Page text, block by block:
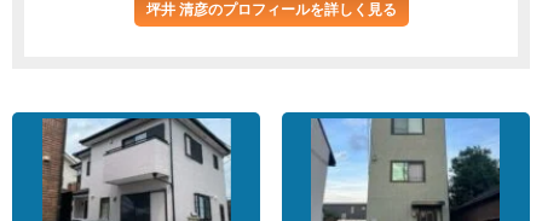
坪井 清彦のプロフィールを詳しく見る